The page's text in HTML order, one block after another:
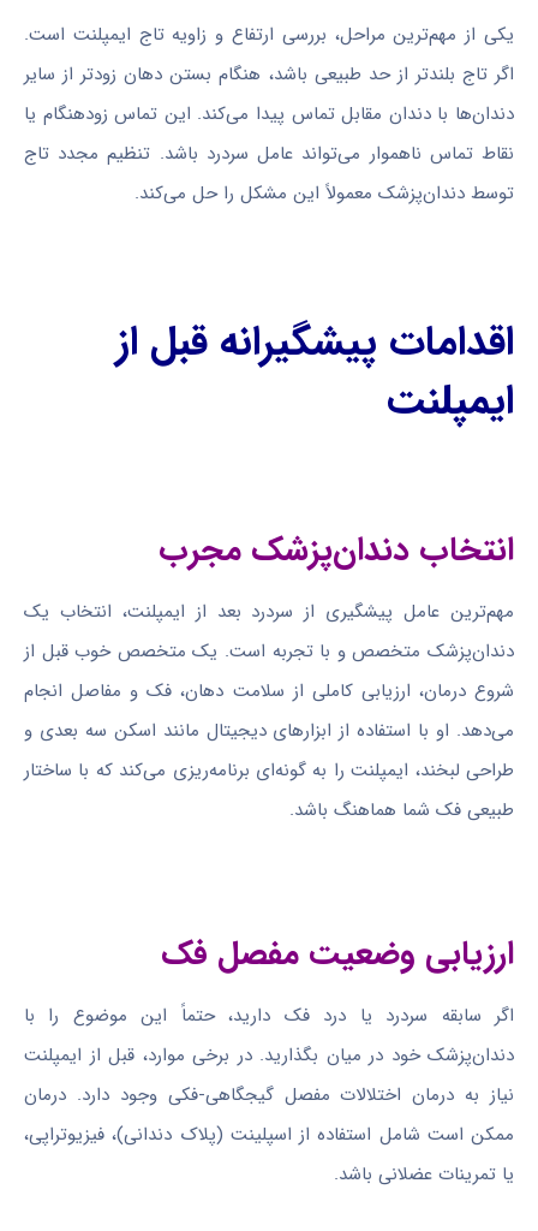
یکی از مهم‌ترین مراحل، بررسی ارتفاع و زاویه تاج ایمپلنت است.
اگر تاج بلندتر از حد طبیعی باشد، هنگام بستن دهان زودتر از سایر
دندان‌ها با دندان مقابل تماس پیدا می‌کند. این تماس زودهنگام یا
نقاط تماس ناهموار می‌تواند عامل سردرد باشد. تنظیم مجدد تاج
توسط دندان‌پزشک معمولاً این مشکل را حل می‌کند.
اقدامات پیشگیرانه قبل از
ایمپلنت
انتخاب دندان‌پزشک مجرب
مهم‌ترین عامل پیشگیری از سردرد بعد از ایمپلنت، انتخاب یک
دندان‌پزشک متخصص و با تجربه است. یک متخصص خوب قبل از
شروع درمان، ارزیابی کاملی از سلامت دهان، فک و مفاصل انجام
می‌دهد. او با استفاده از ابزارهای دیجیتال مانند اسکن سه بعدی و
طراحی لبخند، ایمپلنت را به گونه‌ای برنامه‌ریزی می‌کند که با ساختار
طبیعی فک شما هماهنگ باشد.
ارزیابی وضعیت مفصل فک
اگر سابقه سردرد یا درد فک دارید، حتماً این موضوع را با
دندان‌پزشک خود در میان بگذارید. در برخی موارد، قبل از ایمپلنت
نیاز به درمان اختلالات مفصل گیجگاهی-فکی وجود دارد. درمان
ممکن است شامل استفاده از اسپلینت (پلاک دندانی)، فیزیوتراپی،
یا تمرینات عضلانی باشد.